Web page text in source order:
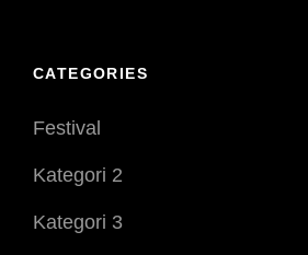
CATEGORIES
Festival
Kategori 2
Kategori 3